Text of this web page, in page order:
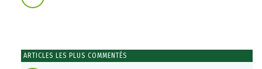
ARTICLES LES PLUS COMMENTÉS